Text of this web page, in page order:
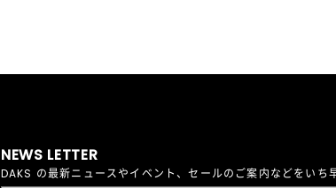
NEWS LETTER
DAKS の最新ニュースやイベント、セールのご案内などをいち